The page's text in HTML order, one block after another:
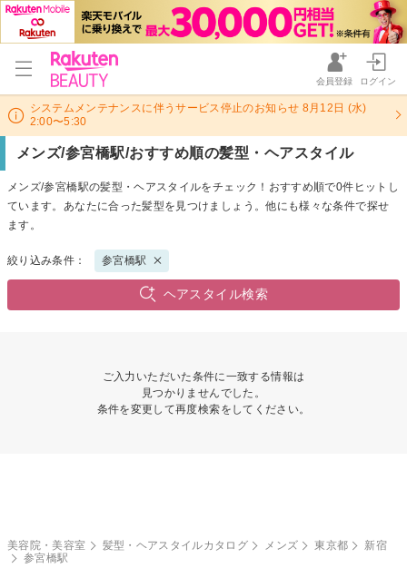
会員登録 ログイン
システムメンテナンスに伴うサービス停止のお知らせ 8月12日 (水)
2:00〜5:30
メンズ/参宮橋駅/おすすめ順の髪型・ヘアスタイル
メンズ/参宮橋駅の髪型・ヘアスタイルをチェック！おすすめ順で0件ヒットし
ています。あなたに合った髪型を見つけましょう。他にも様々な条件で探せ
ます。
絞り込み条件： 参宮橋駅
ヘアスタイル検索
ご入力いただいた条件に一致する情報は
見つかりませんでした。
条件を変更して再度検索をしてください。
美容院・美容室 髪型・ヘアスタイルカタログ メンズ 東京都
新宿
参宮橋駅